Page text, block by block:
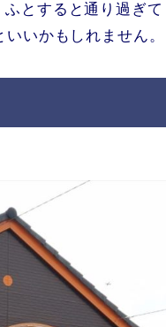
とすると通り過ぎ
いかもしれません。